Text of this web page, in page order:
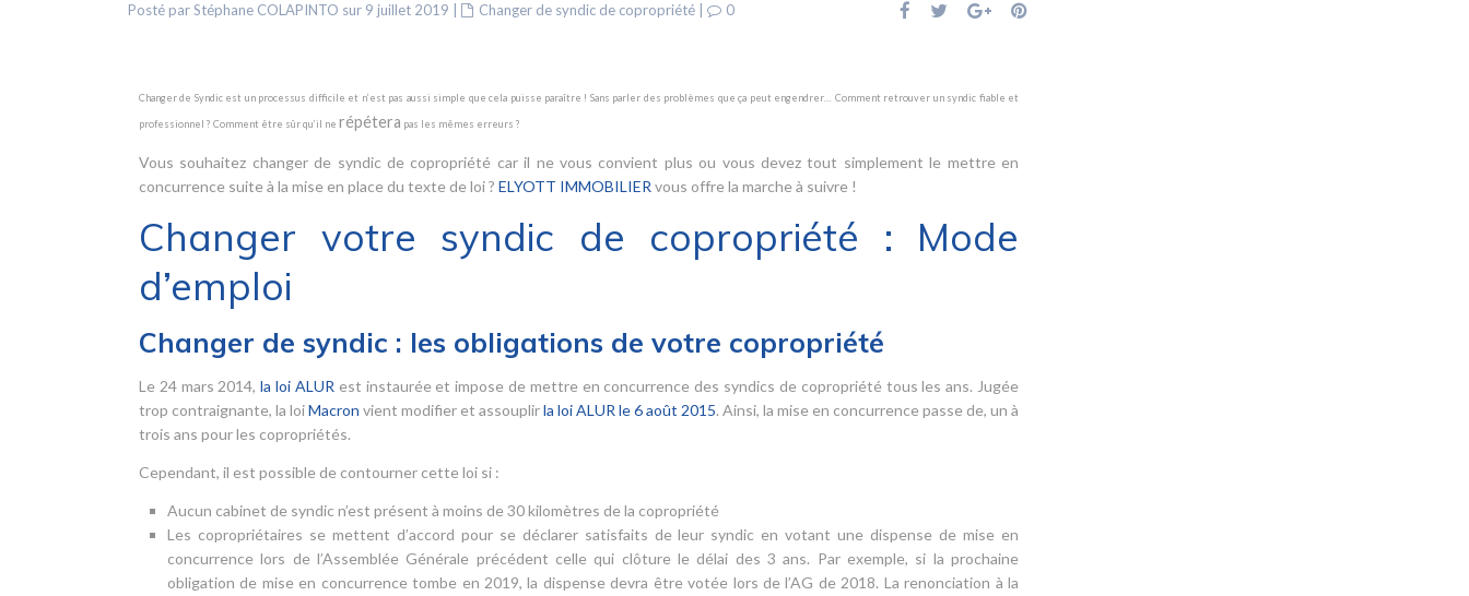
Posté par Stéphane COLAPINTO sur 9 juillet 2019 Changer de syndic de copropriété 0
Changer de Syndic est un processus difficile et n’est pas aussi simple que cela puisse paraître ! Sans parler des problèmes que ça peut engendrer… Comment retrouver un syndic fiable et
professionnel ? Comment être sûr qu’il ne répétera pas les mêmes erreurs ?
Vous souhaitez changer de syndic de copropriété car il ne vous convient plus ou vous devez tout simplement le mettre en
concurrence suite à la mise en place du texte de loi ? ELYOTT IMMOBILIER vous offre la marche à suivre !
Changer votre syndic de copropriété : Mode
d’emploi
Changer de syndic : les obligations de votre copropriété
Le 24 mars 2014,la loi ALUR est instaurée et impose de mettre en concurrence des syndics de copropriété tous les ans. Jugée
trop contraignante, la loiMacron vient modifier et assouplirla loi ALUR le 6 août 2015. Ainsi, la mise en concurrence passe de, un à
trois ans pour les copropriétés.
Cependant, il est possible de contourner cette loi si :
Aucun cabinet de syndic n’est présent à moins de 30 kilomètres de la copropriété
Les copropriétaires se mettent d’accord pour se déclarer satisfaits de leur syndic en votant une dispense de mise en
concurrence lors de l’Assemblée Générale précédent celle qui clôture le délai des 3 ans. Par exemple, si la prochaine
obligation de mise en concurrence tombe en 2019, la dispense devra être votée lors de l’AG de 2018. La renonciation à la